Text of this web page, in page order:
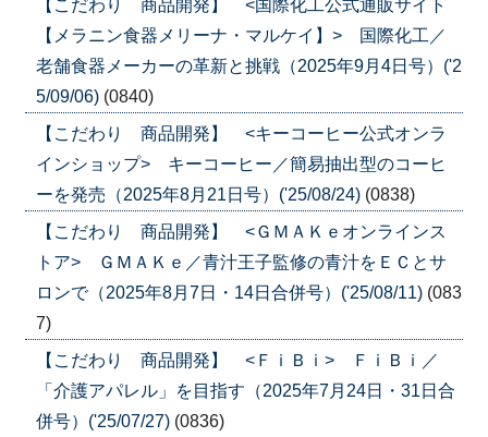
【こだわり 商品開発】 <国際化工公式通販サイト
【メラニン食器メリーナ・マルケイ】> 国際化工／
老舗食器メーカーの革新と挑戦（2025年9月4日号）('2
5/09/06) (0840)
【こだわり 商品開発】 <キーコーヒー公式オンラ
インショップ> キーコーヒー／簡易抽出型のコーヒ
ーを発売（2025年8月21日号）('25/08/24) (0838)
【こだわり 商品開発】 <ＧＭＡＫｅオンラインス
トア> ＧＭＡＫｅ／青汁王子監修の青汁をＥＣとサ
ロンで（2025年8月7日・14日合併号）('25/08/11) (083
7)
【こだわり 商品開発】 <ＦｉＢｉ> ＦｉＢｉ／
「介護アパレル」を目指す（2025年7月24日・31日合
併号）('25/07/27) (0836)